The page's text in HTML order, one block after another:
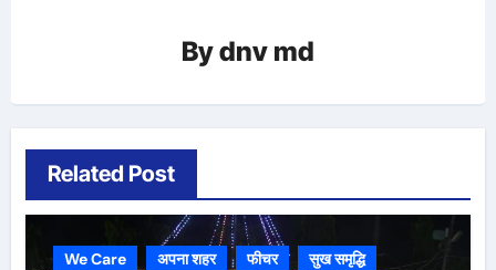
Bydnv md
Related Post
We Care अपना शहर फीचर सुख समृद्धि